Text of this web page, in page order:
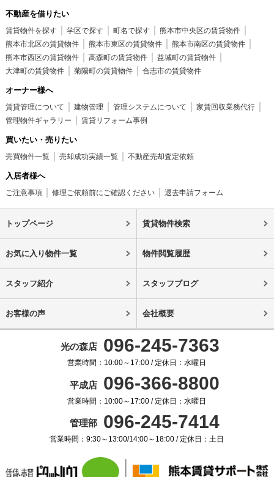
不動産を借りたい
賃貸物件を探す 学区で探す 町名で探す
熊本市中央区の賃貸物件
熊本市北区の賃貸物件
熊本市東区の賃貸物件
熊本市南区の賃貸物件
熊本市西区の賃貸物件
高森町の賃貸物件
益城町の賃貸物件
大津町の賃貸物件
菊陽町の賃貸物件 合志市の賃貸物件
オーナー様へ
賃貸管理について 建物管理 管理システムについて
家賃回収業務代行
管理物件ギャラリー
賃貸リフォーム事例
買いたい・売りたい
売買物件一覧 売却成功実績一覧 不動産売却査定依頼
入居者様へ
ご注意事項 修理ご依頼前にご確認ください 退去申請フォーム
トップページ 賃貸物件検索
お気に入り物件一覧 物件閲覧履歴
スタッフ紹介 スタッフブログ
お客様の声 会社概要
光の森店 096-245-7363
営業時間：10:00～17:00 / 定休日：水曜日
平成店 096-366-8800
営業時間：10:00～17:00 / 定休日：水曜日
管理部 096-245-7414
営業時間：9:30～13:00/14:00～18:00 / 定休日：土日